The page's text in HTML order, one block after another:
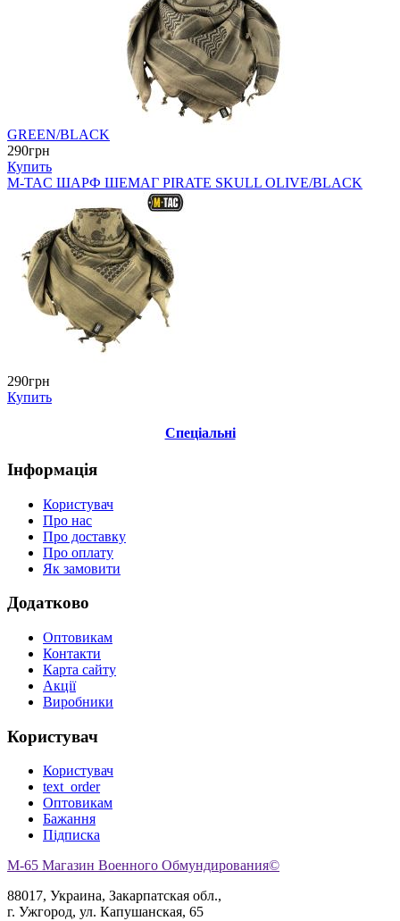
GREEN/BLACK
290грн
Купить
M-TAC ШАРФ ШЕМАГ PIRATE SKULL OLIVE/BLACK
290грн
Купить
Спеціальні
Інформація
Користувач
Про нас
Про доставку
Про оплату
Як замовити
Додатково
Оптовикам
Контакти
Карта сайту
Акції
Виробники
Користувач
Користувач
text_order
Оптовикам
Бажання
Підписка
M-65 Магазин Военного Обмундирования©
88017, Украина, Закарпатская обл.,
г. Ужгород, ул. Капушанская, 65